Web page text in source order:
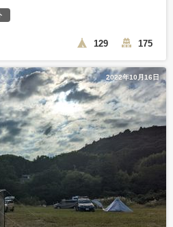
129 175
2022年10月16日